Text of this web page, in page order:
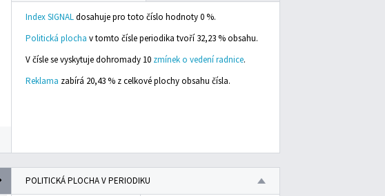
Index SIGNALdosahuje pro toto číslo hodnoty 0 %.
Politická plocha v tomto čísle periodika tvoří 32,23 % obsahu.
V čísle se vyskytuje dohromady 10 zmínek o vedení radnice.
Reklama zabírá 20,43 % z celkové plochy obsahu čísla.
POLITICKÁ PLOCHA V PERIODIKU